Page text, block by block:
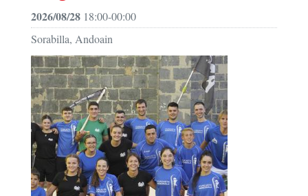
2026/08/28 18:00-00:00
Sorabilla, Andoain